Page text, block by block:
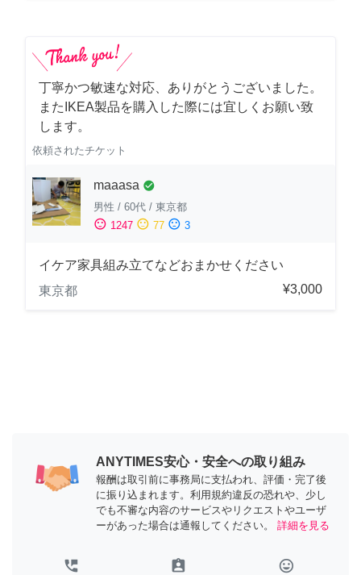
丁寧かつ敏速な対応、ありがとうございました。
またIKEA製品を購入した際には宜しくお願い致
します。
依頼されたチケット
maaasa check_circle
男性 / 60代 / 東京都
sentiment_satisfied 1247 sentiment_neutral 77 sentiment_dissatisfied 3
イケア家具組み立てなどおまかせください
東京都
¥3,000
ANYTIMES安心・安全への取り組み
報酬は取引前に事務局に支払われ、評価・完了後
に振り込まれます。利用規約違反の恐れや、少し
でも不審な内容のサービスやリクエストやユーザ
ーがあった場合は通報してください。
詳細を見る
perm_phone_msg assignment_ind tag_faces